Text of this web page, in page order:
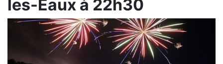
les-Eaux à 22h30